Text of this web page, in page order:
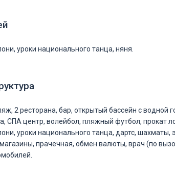
уроки национального танца, няня.
2 ресторана, бар, открытый бассейн с водной
СПА центр, волейбол, пляжный футбол, прокат
уроки национального танца, дартс, шахматы,
прачечная, обмен валюты, врач (по